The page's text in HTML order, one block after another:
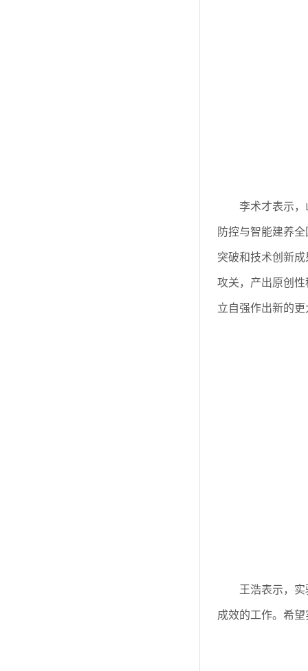
李术才表示
防控与智能建养
突破和技术创新
攻关，产出原创
立自强作出新的
王浩表示，
成效的工作。希